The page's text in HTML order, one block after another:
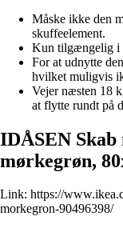
Måske ikke den
skuffeelement.
Kun tilgængelig i
For at udnytte
hvilket muligvis
Vejer næsten 18
at flytte rundt på
IDÅSEN Skab
mørkegrøn,
Link: https://
morkegron-90496398/